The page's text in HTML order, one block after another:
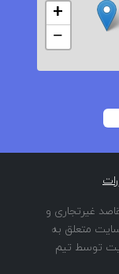
+
−
غیرتجاری و
متعلق به
توسط تیم